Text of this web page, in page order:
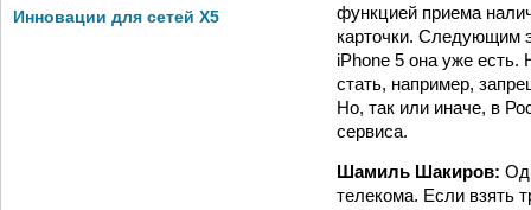
Инновации для сетей X5
функцией приема
карточки. Следующим
iPhone 5 она уже есть.
стать, например,
Но, так или иначе, в
сервиса.
Шамиль Шакиров:
телекома. Если взять